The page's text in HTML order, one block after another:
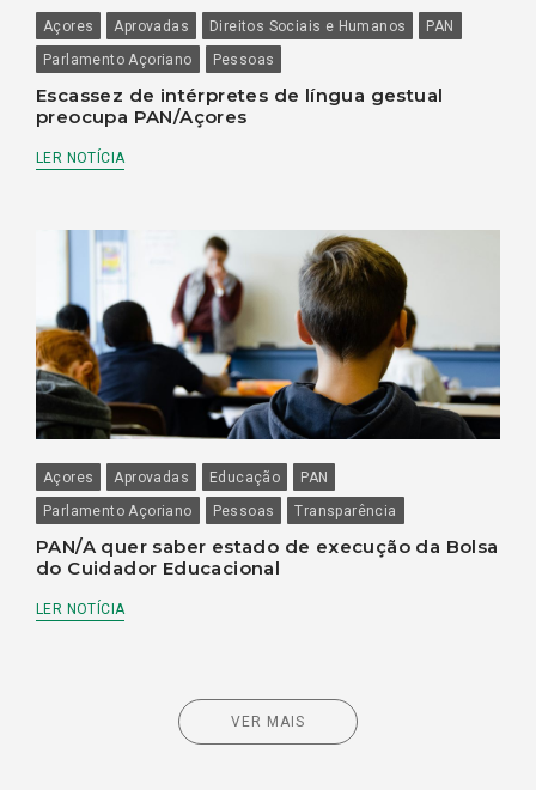
Açores Aprovadas Direitos Sociais e Humanos
PAN
Parlamento Açoriano
Pessoas
Escassez de intérpretes de língua gestual
preocupa PAN/Açores
LER NOTÍCIA
Açores Aprovadas Educação
PAN
Parlamento Açoriano
Pessoas Transparência
PAN/A quer saber estado de execução da Bolsa
do Cuidador Educacional
LER NOTÍCIA
VER MAIS